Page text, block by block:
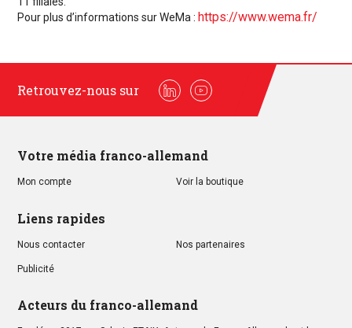
Pour plus d’informations sur WeMa : https://www.wema.fr/
Retrouvez-nous sur
LinkedinYoutube
Votre média franco-allemand
Mon compte Voir la boutique
Liens rapides
Nous contacter Nos partenaires
Publicité
Acteurs du franco-allemand